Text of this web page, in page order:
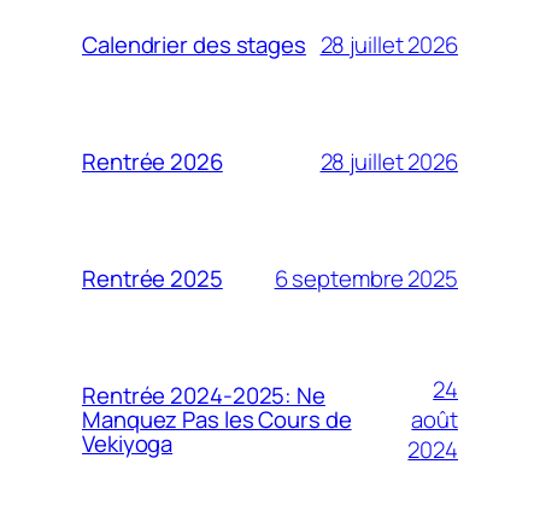
Calendrier des stages 28 juillet 2026
Rentrée 2026 28 juillet 2026
Rentrée 2025 6 septembre 2025
Rentrée 2024-2025: Ne
Manquez Pas les Cours de
Vekiyoga
24
août
2024